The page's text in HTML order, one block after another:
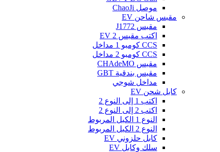
موصل ChaoJi
مقبس شاحن EV
مقبس J1772
اكتب مقبس EV 2
CCS كومبو 1 مداخل
CCS كومبو 2 مداخل
مقبس CHAdeMO
مقبس بندقية GBT
مداخل شوجي
كابل شحن EV
اكتب 1 إلى النوع 2
اكتب 2 إلى النوع 2
النوع 1 الكبل المربوط
النوع 2 الكبل المربوط
كابل حلزوني EV
سلك وكابل EV